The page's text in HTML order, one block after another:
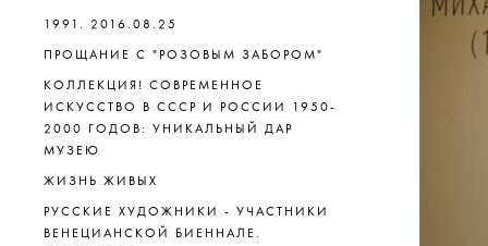
1991. 2016.08.25
ПРОЩАНИЕ С "РОЗОВЫМ ЗАБОРОМ"
КОЛЛЕКЦИЯ! СОВРЕМЕННОЕ
ИСКУССТВО В СССР И РОССИИ 1950-
2000 ГОДОВ: УНИКАЛЬНЫЙ ДАР
МУЗЕЮ
ЖИЗНЬ ЖИВЫХ
РУССКИЕ ХУДОЖНИКИ - УЧАСТНИКИ
ВЕНЕЦИАНСКОЙ БИЕННАЛЕ.